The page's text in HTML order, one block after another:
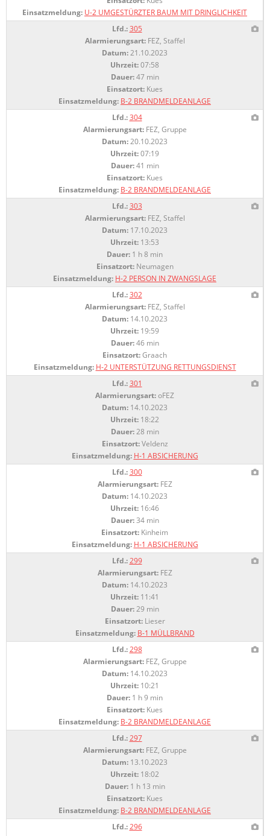
Einsatzmeldung: U-2 UMGESTÜRZTER BAUM MIT DRINGLICHKEIT
Lfd.: 305
Alarmierungsart:FEZ, Staffel
Datum:21.10.2023
Uhrzeit:07:58
Dauer:47 min
Einsatzort: Kues
Einsatzmeldung: B-2 BRANDMELDEANLAGE
Lfd.: 304
Alarmierungsart:FEZ, Gruppe
Datum:20.10.2023
Uhrzeit:07:19
Dauer:41 min
Einsatzort: Kues
Einsatzmeldung: B-2 BRANDMELDEANLAGE
Lfd.: 303
Alarmierungsart:FEZ, Staffel
Datum: 17.10.2023
Uhrzeit: 13:53
Dauer: 1 h 8 min
Einsatzort:Neumagen
Einsatzmeldung: H-2 PERSON IN ZWANGSLAGE
Lfd.: 302
Alarmierungsart:FEZ, Staffel
Datum: 14.10.2023
Uhrzeit: 19:59
Dauer:46 min
Einsatzort:Graach
Einsatzmeldung: H-2 UNTERSTÜTZUNG RETTUNGSDIENST
Lfd.: 301
Alarmierungsart:oFEZ
Datum: 14.10.2023
Uhrzeit: 18:22
Dauer:28 min
Einsatzort:Veldenz
Einsatzmeldung: H-1 ABSICHERUNG
Lfd.: 300
Alarmierungsart:FEZ
Datum: 14.10.2023
Uhrzeit: 16:46
Dauer:34 min
Einsatzort: Kinheim
Einsatzmeldung: H-1 ABSICHERUNG
Lfd.: 299
Alarmierungsart:FEZ
Datum: 14.10.2023
Uhrzeit: 11:41
Dauer:29 min
Einsatzort:Lieser
Einsatzmeldung: B-1 MÜLLBRAND
Lfd.: 298
Alarmierungsart:FEZ, Gruppe
Datum: 14.10.2023
Uhrzeit: 10:21
Dauer: 1 h 9 min
Einsatzort: Kues
Einsatzmeldung: B-2 BRANDMELDEANLAGE
Lfd.: 297
Alarmierungsart:FEZ, Gruppe
Datum: 13.10.2023
Uhrzeit: 18:02
Dauer:1 h 13 min
Einsatzort: Kues
Einsatzmeldung: B-2 BRANDMELDEANLAGE
Lfd.: 296